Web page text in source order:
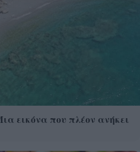
εικόνα που πλέον ανήκει